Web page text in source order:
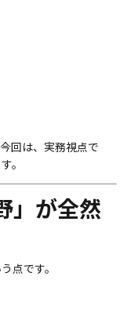
回は、実務視点で
。
」が全然
点です。